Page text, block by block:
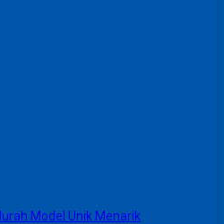
Model Unik Menarik